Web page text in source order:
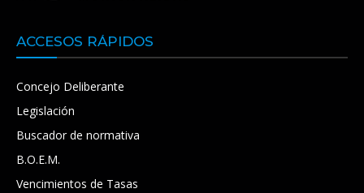
ACCESOS RÁPIDOS
Concejo Deliberante
Legislación
Buscador de normativa
B.O.E.M.
Vencimientos de Tasas